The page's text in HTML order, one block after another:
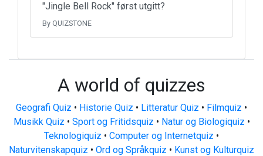
"Jingle Bell Rock" først utgitt?
By QUIZSTONE
A world of quizzes
Geografi Quiz • Historie Quiz • Litteratur Quiz • Filmquiz •
Musikk Quiz • Sport og Fritidsquiz • Natur og Biologiquiz •
Teknologiquiz • Computer og Internetquiz •
Naturvitenskapquiz • Ord og Språkquiz • Kunst og Kulturquiz